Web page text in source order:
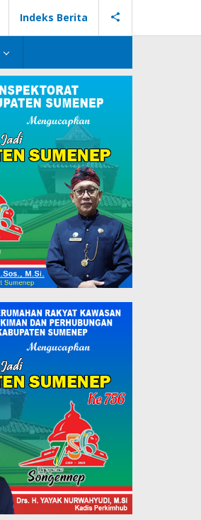
Indeks Berita